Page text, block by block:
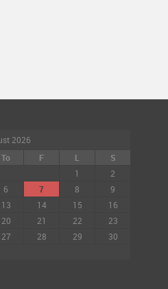
2026
To F L
S
1
2
6 7 8
9
13 14 15
16
20 21 22
23
27 28 29
30